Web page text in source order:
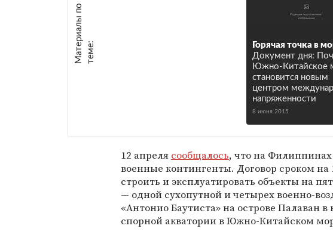
М
а
т е
р
и
а
л
ы
п
о
т
е
м
е :
Горячая точка в
Документ дня:
Южно-Китайское
становится новым
центром
напряженности
8 июня 2015
12 апреля сообщалось, что на Филиппинах
военные контингенты. Договор сроком
строить и эксплуатировать объекты на
— одной сухопутной и четырех военно-
«Антонио Баутиста» на острове Палаван
спорной акватории в Южно-Китайском